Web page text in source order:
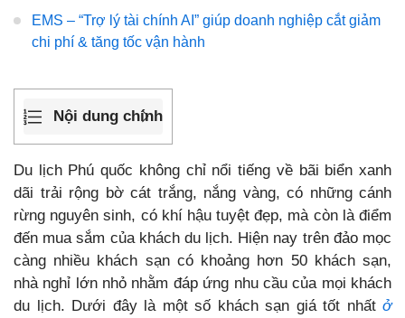
EMS – “Trợ lý tài chính AI” giúp doanh nghiệp cắt giảm
chi phí & tăng tốc vận hành
Nội dung chính
Du lịch Phú quốc không chỉ nổi tiếng về bãi biển xanh
dãi trải rộng bờ cát trắng, nắng vàng, có những cánh
rừng nguyên sinh, có khí hậu tuyệt đẹp, mà còn là điểm
đến mua sắm của khách du lịch. Hiện nay trên đảo mọc
càng nhiều khách sạn có khoảng hơn 50 khách sạn,
nhà nghỉ lớn nhỏ nhằm đáp ứng nhu cầu của mọi khách
du lịch. Dưới đây là một số khách sạn giá tốt nhất ở